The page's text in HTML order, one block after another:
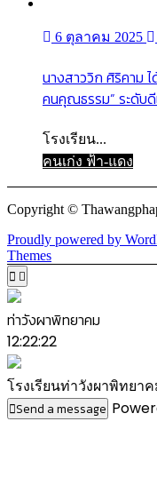
6 ตุลาคม 2025
นางสาววิก ศิริคาม
คนคุณธรรม” ระดับ
โรงเรียน...
คนเก่ง ฟ้า-แดง
Copyright ©
Proudly powered by
Themes
ท่าวังผาพิทยาคม
12:22:22
โรงเรียนท่าวังผาพิทยา
Send a message